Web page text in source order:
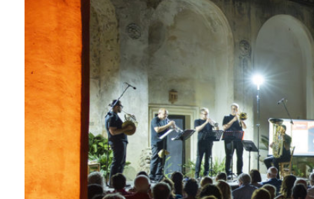
Festival del Capo